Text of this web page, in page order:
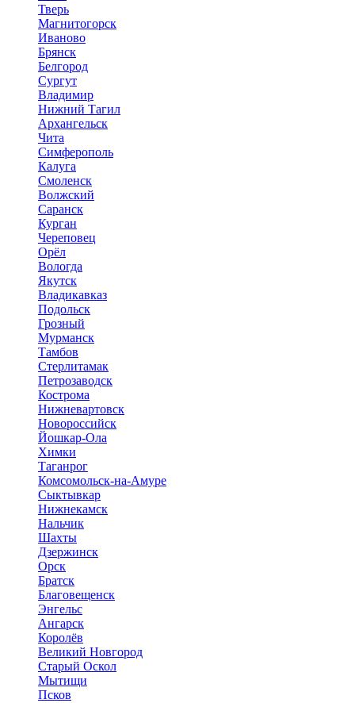
Тверь
Магнитогорск
Иваново
Брянск
Белгород
Сургут
Владимир
Нижний Тагил
Архангельск
Чита
Симферополь
Калуга
Смоленск
Волжский
Саранск
Курган
Череповец
Орёл
Вологда
Якутск
Владикавказ
Подольск
Грозный
Мурманск
Тамбов
Стерлитамак
Петрозаводск
Кострома
Нижневартовск
Новороссийск
Йошкар-Ола
Химки
Таганрог
Комсомольск-на-Амуре
Сыктывкар
Нижнекамск
Нальчик
Шахты
Дзержинск
Орск
Братск
Благовещенск
Энгельс
Ангарск
Королёв
Великий Новгород
Старый Оскол
Мытищи
Псков